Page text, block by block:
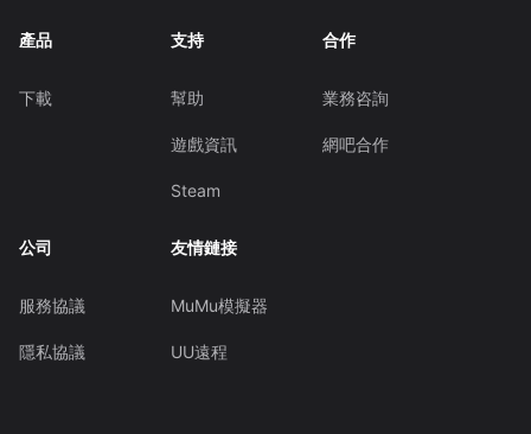
產品
下載
支持
幫助
遊戲資訊
Steam
合作
業務咨詢
網吧合作
公司
服務協議
隱私協議
友情鏈接
MuMu模擬器
UU遠程